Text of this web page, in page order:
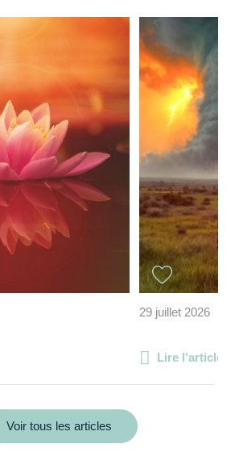
29 juillet 2026
Lire l'article
Voir tous les articles